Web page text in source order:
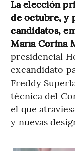
La elección
de octubre, y
candidatos,
María Corina
presidencial
excandidato
Freddy
técnica del
el que
y nuevas